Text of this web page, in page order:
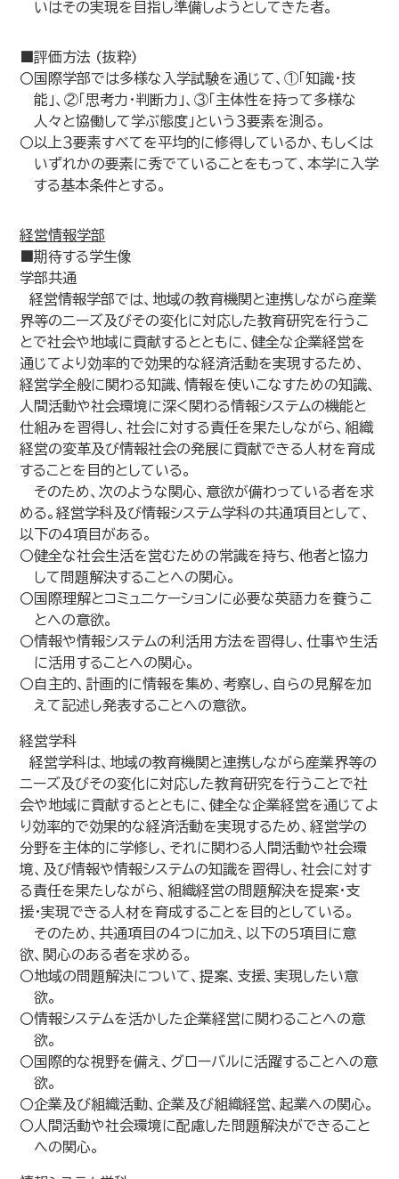
いはその実現を目指し準備しようとしてきた者。
■評価方法 (抜粋)
〇国際学部では多様な入学試験を通じて、①「知識・技
能」、②「思考力・判断力」、③「主体性を持って多様な
人々と協働して学ぶ態度」という３要素を測る。
〇以上３要素すべてを平均的に修得しているか、もしくは
いずれかの要素に秀でていることをもって、本学に入学
する基本条件とする。
経営情報学部
■期待する学生像
学部共通
経営情報学部では、地域の教育機関と連携しながら産業
界等のニーズ及びその変化に対応した教育研究を行うこ
とで社会や地域に貢献するとともに、健全な企業経営を
通じてより効率的で効果的な経済活動を実現するため、
経営学全般に関わる知識、情報を使いこなすための知識、
人間活動や社会環境に深く関わる情報システムの機能と
仕組みを習得し、社会に対する責任を果たしながら、組織
経営の変革及び情報社会の発展に貢献できる人材を育成
することを目的としている。
そのため、次のような関心、意欲が備わっている者を求
める。経営学科及び情報システム学科の共通項目として、
以下の４項目がある。
〇健全な社会生活を営むための常識を持ち、他者と協力
して問題解決することへの関心。
〇国際理解とコミュニケーションに必要な英語力を養うこ
とへの意欲。
〇情報や情報システムの利活用方法を習得し、仕事や生活
に活用することへの関心。
〇自主的、計画的に情報を集め、考察し、自らの見解を加
えて記述し発表することへの意欲。
経営学科
経営学科は、地域の教育機関と連携しながら産業界等の
ニーズ及びその変化に対応した教育研究を行うことで社
会や地域に貢献するとともに、健全な企業経営を通じてよ
り効率的で効果的な経済活動を実現するため、経営学の
分野を主体的に学修し、それに関わる人間活動や社会環
境、及び情報や情報システムの知識を習得し、社会に対す
る責任を果たしながら、組織経営の問題解決を提案・支
援・実現できる人材を育成することを目的としている。
そのため、共通項目の４つに加え、以下の５項目に意
欲、関心のある者を求める。
〇地域の問題解決について、提案、支援、実現したい意
欲。
〇情報システムを活かした企業経営に関わることへの意
欲。
〇国際的な視野を備え、グローバルに活躍することへの意
欲。
〇企業及び組織活動、企業及び組織経営、起業への関心。
〇人間活動や社会環境に配慮した問題解決ができること
への関心。